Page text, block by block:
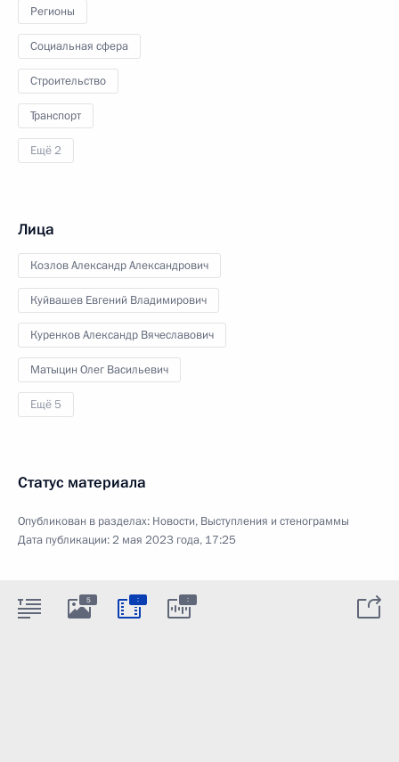
Регионы
Социальная сфера
Строительство
Транспорт
Ещё 2
Лица
Козлов Александр Александрович
Куйвашев Евгений Владимирович
Куренков Александр Вячеславович
Матыцин Олег Васильевич
Ещё 5
Статус материала
Опубликован в разделах: Новости, Выступления и стенограммы
Дата публикации:2 мая 2023 года, 17:25
5 : :